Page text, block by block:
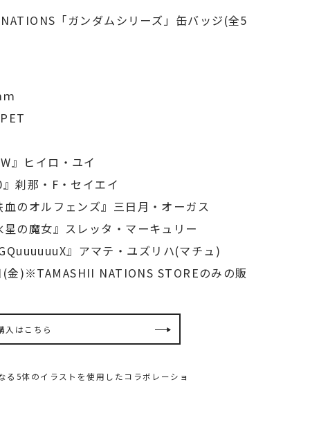
「ガンダムシリーズ」缶バッジ(全5
』ヒイロ・ユイ
刹那・F・セイエイ
のオルフェンズ』三日月・オーガス
の魔女』スレッタ・マーキュリー
』アマテ・ユズリハ(マチュ)
金)※TAMASHII NATIONS STOREのみの販
入はこちら
る5体のイラストを使用したコラボレーショ